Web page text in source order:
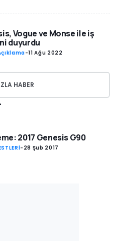
Vogue ve Monse ile iş
duyurdu
-11 Ağu 2022
HABER
2017 Genesis G90
- 28 Şub 2017